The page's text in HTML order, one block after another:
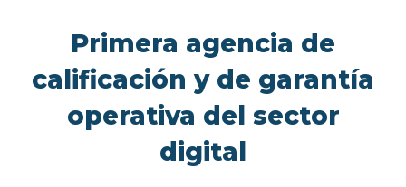
Primera agencia de
calificación y de garantía
operativa del sector
digital